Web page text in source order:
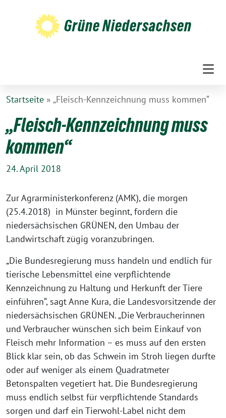
Grüne Niedersachsen
Startseite » „Fleisch-Kennzeichnung muss kommen“
„Fleisch-Kennzeichnung muss
kommen“
24. April 2018
Zur Agrarministerkonferenz (AMK), die morgen
(25.4.2018) in Münster beginnt, fordern die
niedersächsischen GRÜNEN, den Umbau der
Landwirtschaft zügig voranzubringen.
„Die Bundesregierung muss handeln und endlich für
tierische Lebensmittel eine verpflichtende
Kennzeichnung zu Haltung und Herkunft der Tiere
einführen“, sagt Anne Kura, die Landesvorsitzende der
niedersächsischen GRÜNEN. „Die Verbraucherinnen
und Verbraucher wünschen sich beim Einkauf von
Fleisch mehr Information – es muss auf den ersten
Blick klar sein, ob das Schwein im Stroh liegen durfte
oder auf weniger als einem Quadratmeter
Betonspalten vegetiert hat. Die Bundesregierung
muss endlich selbst für verpflichtende Standards
sorgen und darf ein Tierwohl-Label nicht dem